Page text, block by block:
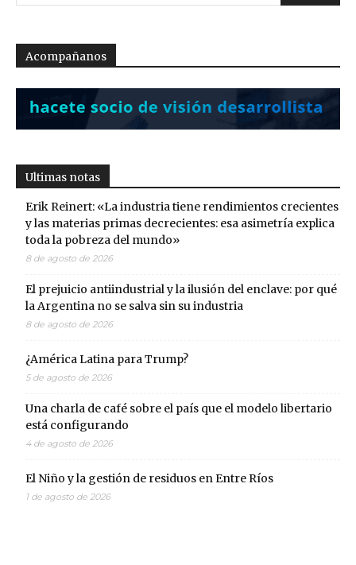
Acompañanos
Ultimas notas
Erik Reinert: «La industria tiene rendimientos crecientes
y las materias primas decrecientes: esa asimetría explica
toda la pobreza del mundo»
8 de agosto de 2026
El prejuicio antiindustrial y la ilusión del enclave: por qué
la Argentina no se salva sin su industria
8 de agosto de 2026
¿América Latina para Trump?
5 de agosto de 2026
Una charla de café sobre el país que el modelo libertario
está configurando
4 de agosto de 2026
El Niño y la gestión de residuos en Entre Ríos
1 de agosto de 2026